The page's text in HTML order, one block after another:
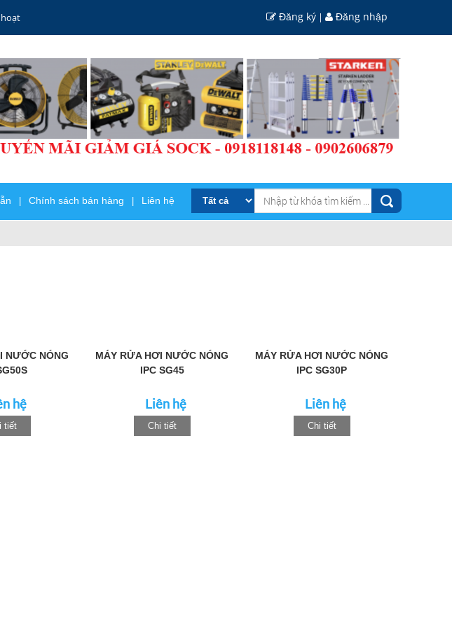
Đăng ký | Đăng nhập
Chính sách bán hàng Liên hệ
NƯỚC NÓNG
hệ
tiết
MÁY RỬA HƠI NƯỚC NÓNG
IPC SG45
Liên hệ
Chi tiết
MÁY RỬA HƠI NƯỚC NÓNG
IPC SG30P
Liên hệ
Chi tiết